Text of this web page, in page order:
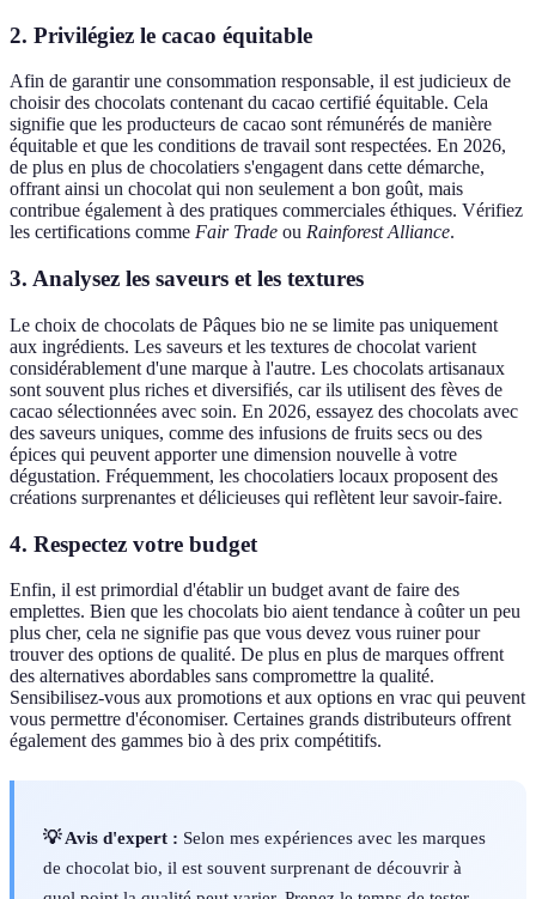
2. Privilégiez le cacao équitable
Afin de garantir une consommation responsable, il est judicieux de
choisir des chocolats contenant du cacao certifié équitable. Cela
signifie que les producteurs de cacao sont rémunérés de manière
équitable et que les conditions de travail sont respectées. En 2026,
de plus en plus de chocolatiers s'engagent dans cette démarche,
offrant ainsi un chocolat qui non seulement a bon goût, mais
contribue également à des pratiques commerciales éthiques. Vérifiez
les certifications comme Fair Trade ou Rainforest Alliance.
3. Analysez les saveurs et les textures
Le choix de chocolats de Pâques bio ne se limite pas uniquement
aux ingrédients. Les saveurs et les textures de chocolat varient
considérablement d'une marque à l'autre. Les chocolats artisanaux
sont souvent plus riches et diversifiés, car ils utilisent des fèves de
cacao sélectionnées avec soin. En 2026, essayez des chocolats avec
des saveurs uniques, comme des infusions de fruits secs ou des
épices qui peuvent apporter une dimension nouvelle à votre
dégustation. Fréquemment, les chocolatiers locaux proposent des
créations surprenantes et délicieuses qui reflètent leur savoir-faire.
4. Respectez votre budget
Enfin, il est primordial d'établir un budget avant de faire des
emplettes. Bien que les chocolats bio aient tendance à coûter un peu
plus cher, cela ne signifie pas que vous devez vous ruiner pour
trouver des options de qualité. De plus en plus de marques offrent
des alternatives abordables sans compromettre la qualité.
Sensibilisez-vous aux promotions et aux options en vrac qui peuvent
vous permettre d'économiser. Certaines grands distributeurs offrent
également des gammes bio à des prix compétitifs.
💡 Avis d'expert : Selon mes expériences avec les marques
de chocolat bio, il est souvent surprenant de découvrir à